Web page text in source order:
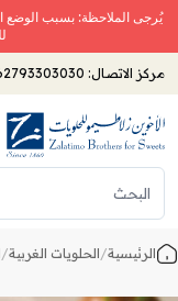
يُرجى الملاحظة: بسبب الوضع
مركز الاتصال:
الرئيسية/الحلويات الغربية/